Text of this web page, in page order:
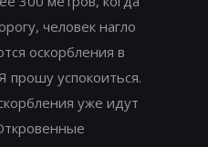
человек нагло
оскорбления в
прошу успокоиться.
уже идут